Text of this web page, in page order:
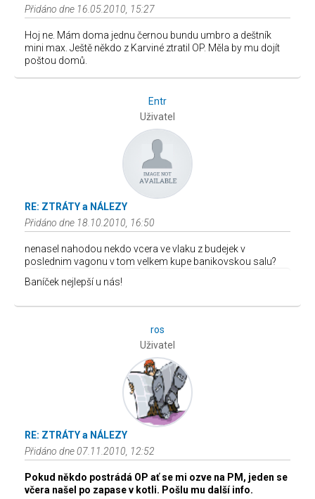
Přidáno dne 16.05.2010, 15:27
Hoj ne. Mám doma jednu černou bundu umbro a deštník
mini max. Ještě někdo z Karviné ztratil OP. Měla by mu dojít
poštou domů.
Entr
Uživatel
RE: ZTRÁTY a NÁLEZY
Přidáno dne 18.10.2010, 16:50
nenasel nahodou nekdo vcera ve vlaku z budejek v
poslednim vagonu v tom velkem kupe banikovskou salu?
Baníček nejlepší u nás!
ros
Uživatel
RE: ZTRÁTY a NÁLEZY
Přidáno dne 07.11.2010, 12:52
Pokud někdo postrádá OP ať se mi ozve na PM, jeden se
včera našel po zapase v kotli. Pošlu mu další info.